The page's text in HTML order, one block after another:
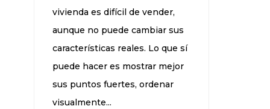
vivienda es difícil de vender,
aunque no puede cambiar sus
características reales. Lo que sí
puede hacer es mostrar mejor
sus puntos fuertes, ordenar
visualmente...